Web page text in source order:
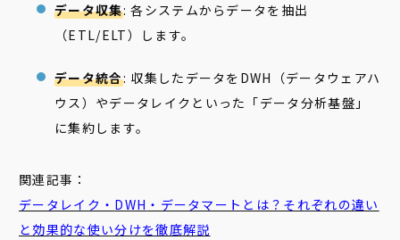
データ収集: 各システムからデータを抽出
（ETL/ELT）します。
データ統合: 収集したデータをDWH（データウェアハ
ウス）やデータレイクといった「データ分析基盤」
に集約します。
関連記事：
データレイク・ DWH ・データマートとは？それぞれの違い
と効果的な使い分けを徹底解説